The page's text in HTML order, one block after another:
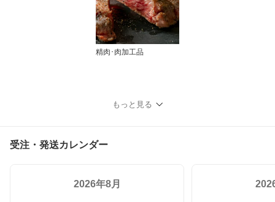
精肉･肉加工品
もっと見る
受注・発送カレンダー
2026年8月